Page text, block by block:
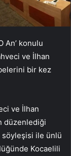
An’ konulu
ve İlhan
bir kez
ve İlhan
düzenlediği
söyleşisi ile ünlü
Kocaelili